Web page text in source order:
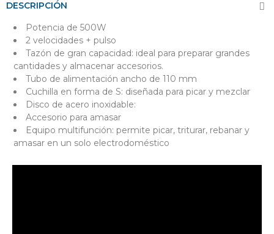
DESCRIPCIÓN
Potencia de 500W
2 velocidades + pulso
Tazón de gran capacidad: ideal para preparar grandes
cantidades y almacenar accesorios.
Tubo de alimentación ancho de 110 mm
Cuchilla en forma de S: diseñada para picar y mezclar
Disco de acero inoxidable:
Accesorio para amasar
Equipo multifunción: permite picar, triturar, rebanar y
amasar en un solo electrodoméstico